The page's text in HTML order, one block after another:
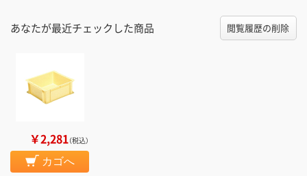
あなたが最近チェックした商品 閲覧履歴の削除
￥2,281（税込）
カゴへ